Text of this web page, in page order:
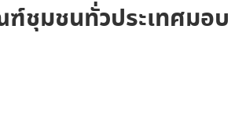
ชุมชนทั่วประเทศมอบ